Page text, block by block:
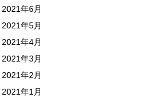
2021年6月
2021年5月
2021年4月
2021年3月
2021年2月
2021年1月